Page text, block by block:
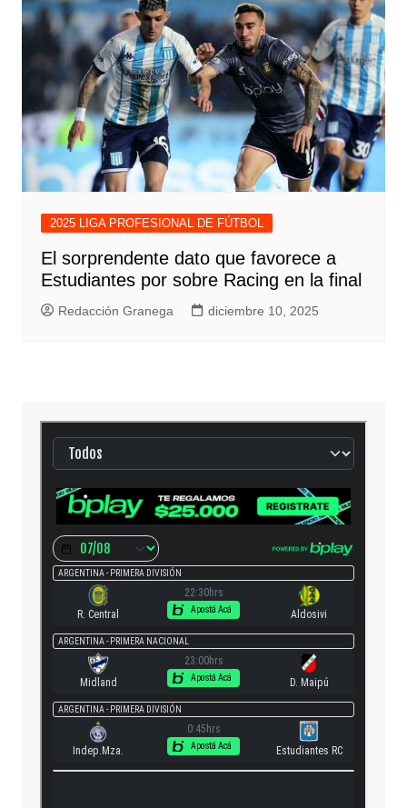
2025 LIGA PROFESIONAL DE FÚTBOL
El sorprendente dato que favorece a
Estudiantes por sobre Racing en la final
Redacción Granega diciembre 10, 2025